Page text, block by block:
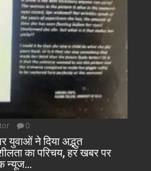
0
युवाओं ने दिया अद्भुत
का परिचय, हर खबर पर
न्यूज…